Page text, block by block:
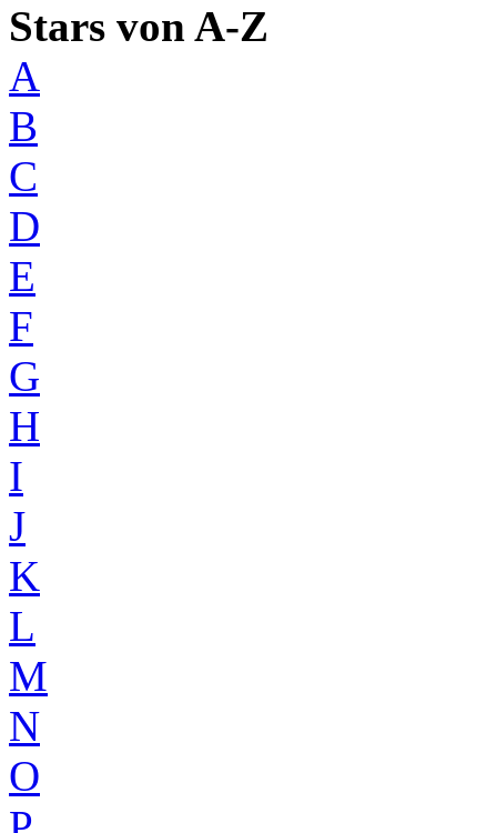
Stars von A-Z
A
B
C
D
E
F
G
H
I
J
K
L
M
N
O